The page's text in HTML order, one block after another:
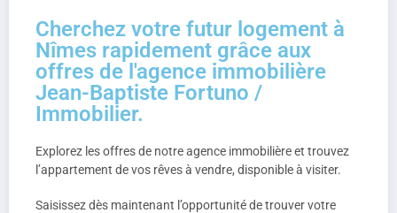
Cherchez votre futur logement à
Nîmes rapidement grâce aux
offres de l'agence immobilière
Jean-Baptiste Fortuno /
Immobilier.
Explorez les offres de notre agence immobilière et trouvez
l’appartement de vos rêves à vendre, disponible à visiter.
Saisissez dès maintenant l’opportunité de trouver votre